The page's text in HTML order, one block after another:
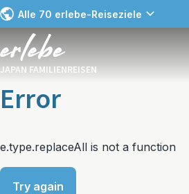
Alle 70 erlebe-Reiseziele
JAPAN FAMILIENREISEN
Error
e.type.replaceAll is not a function
Try again